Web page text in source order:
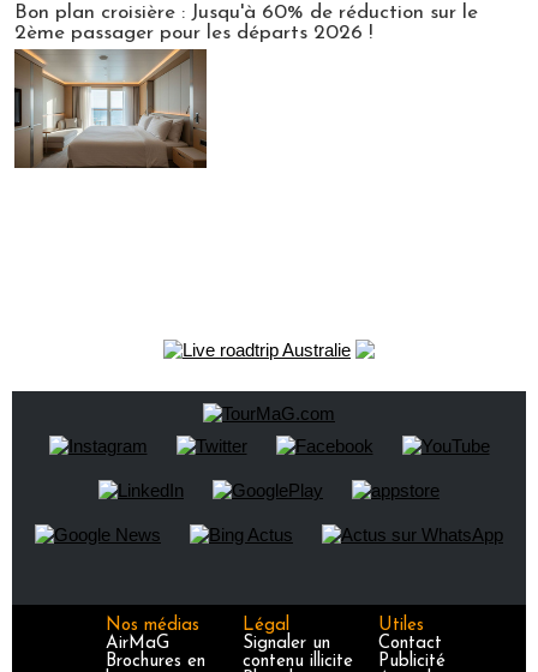
Bon plan croisière : Jusqu'à 60% de réduction sur le
2ème passager pour les départs 2026 !
Nos médias
AirMaG
Brochures en
Légal
Signaler un
contenu illicite
Utiles
Contact
Publicité